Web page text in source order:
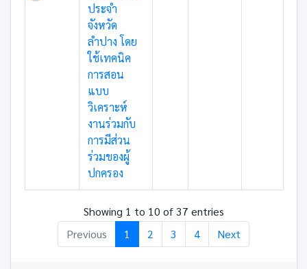
ประจำ
จังหวัด
ลำปาง โดย
ใช้เทคนิค
การสอน
แบบ
วิเคราะห์
งานร่วมกับ
การมีส่วน
ร่วมของผู้
ปกครอง
Showing 1 to 10 of 37 entries
Previous
1 2 3 4 Next